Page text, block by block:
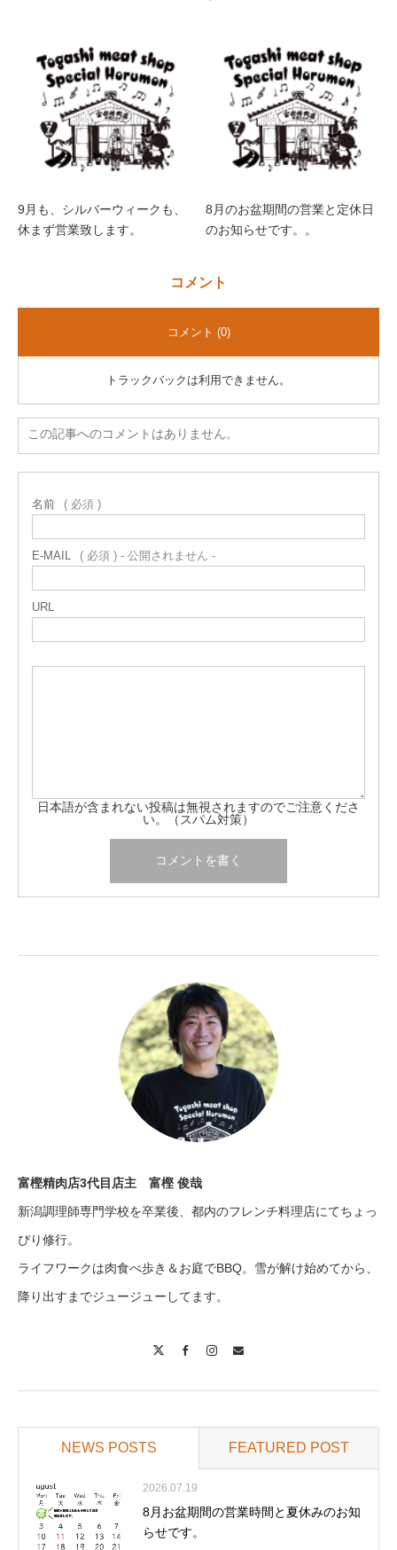
9月も、シルバーウィークも、
休まず営業致します。
8月のお盆期間の営業と定休日
のお知らせです。。
コメント
コメント (0)
トラックバックは利用できません。
この記事へのコメントはありません。
名前 ( 必須 )
E-MAIL ( 必須 ) - 公開されません -
URL
日本語が含まれない投稿は無視されますのでご注意くださ
い。（スパム対策）
富樫精肉店3代目店主 富樫 俊哉
新潟調理師専門学校を卒業後、都内のフレンチ料理店にてちょっ
ぴり修行。
ライフワークは肉食べ歩き＆お庭でBBQ。雪が解け始めてから、
降り出すまでジュージューしてます。
NEWS POSTS FEATURED POST
2026.07.19
8月お盆期間の営業時間と夏休みのお知
らせです。